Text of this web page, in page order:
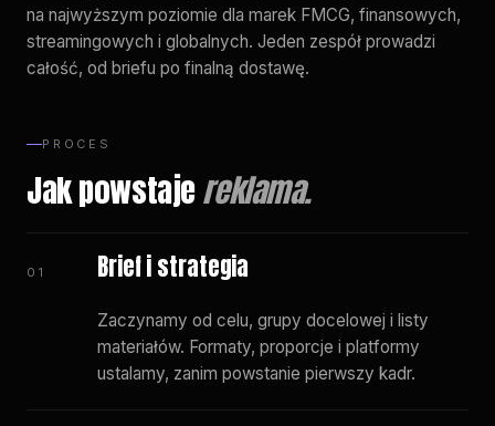
na najwyższym poziomie dla marek FMCG, finansowych,
streamingowych i globalnych. Jeden zespół prowadzi
całość, od briefu po finalną dostawę.
PROCES
Jak powstajereklama.
01 Brief i strategia
Zaczynamy od celu, grupy docelowej i listy
materiałów. Formaty, proporcje i platformy
ustalamy, zanim powstanie pierwszy kadr.